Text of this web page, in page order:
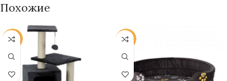
Похожие
-20% -20%